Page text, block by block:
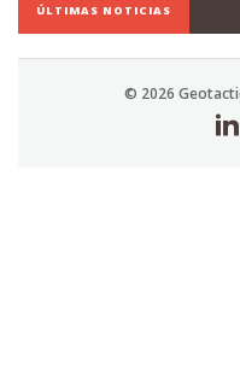
ÚLTIMAS NOTICIAS
© 2026
Economista,